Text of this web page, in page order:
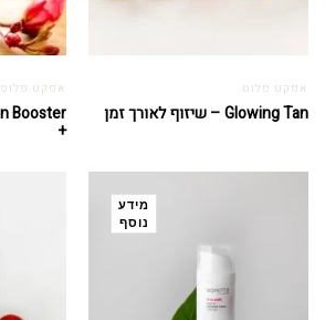
אפקט פלוס
Glowing Tan – שיזוף לאורך זמן
אפקט פלוס
+
מידע
נוסף